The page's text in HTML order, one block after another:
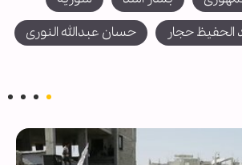
الحفيظ حجار حسان عبدالله النوری